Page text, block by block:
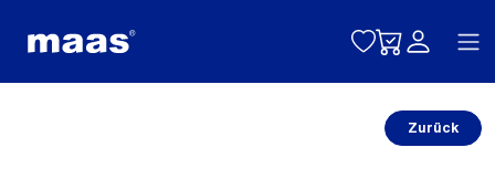
Toggle
Zurück